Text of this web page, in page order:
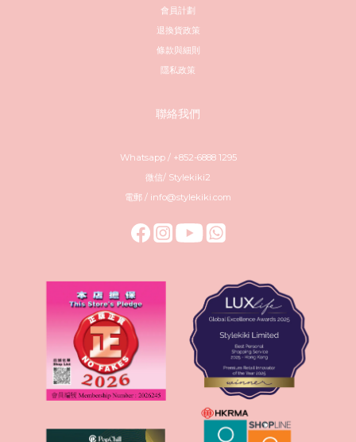
會員計劃
退換貨政策
條款與細則
隱私政策
聯絡我們
Whatsapp / +852-6888 1295
微信/ Stylekiki2
電郵 / info@stylekiki.com